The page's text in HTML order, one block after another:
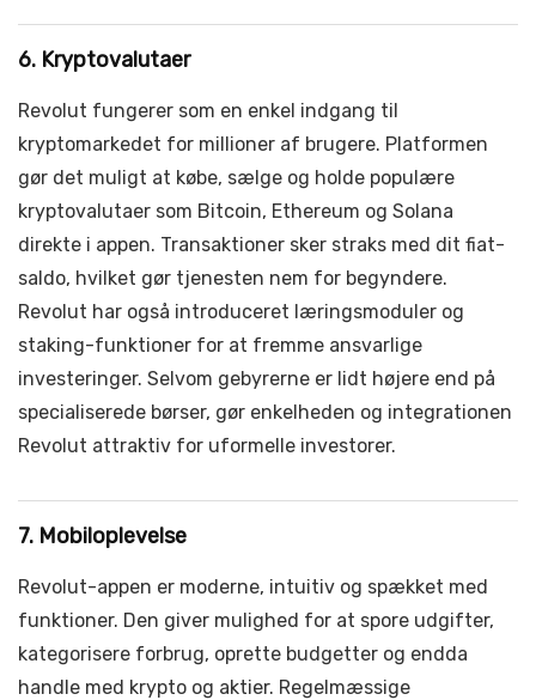
6. Kryptovalutaer
Revolut fungerer som en enkel indgang til
kryptomarkedet for millioner af brugere. Platformen
gør det muligt at købe, sælge og holde populære
kryptovalutaer som Bitcoin, Ethereum og Solana
direkte i appen. Transaktioner sker straks med dit fiat-
saldo, hvilket gør tjenesten nem for begyndere.
Revolut har også introduceret læringsmoduler og
staking-funktioner for at fremme ansvarlige
investeringer. Selvom gebyrerne er lidt højere end på
specialiserede børser, gør enkelheden og integrationen
Revolut attraktiv for uformelle investorer.
7. Mobiloplevelse
Revolut-appen er moderne, intuitiv og spækket med
funktioner. Den giver mulighed for at spore udgifter,
kategorisere forbrug, oprette budgetter og endda
handle med krypto og aktier. Regelmæssige